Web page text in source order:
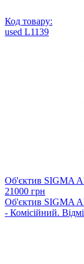
Код товару:
used L1139
Об'єктив SIGMA
21000 грн
Об'єктив SIGMA
- Комісійний.